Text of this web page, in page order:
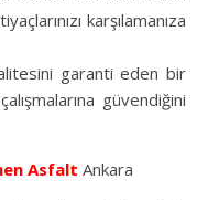
karşılamanıza
garanti eden bir
güvendiğini
Asfalt Ankara